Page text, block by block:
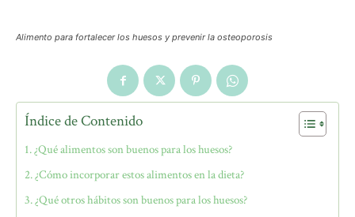
Alimento para fortalecer los huesos y prevenir la osteoporosis
Índice de Contenido
¿Qué alimentos son buenos para los huesos?
¿Cómo incorporar estos alimentos en la dieta?
¿Qué otros hábitos son buenos para los huesos?